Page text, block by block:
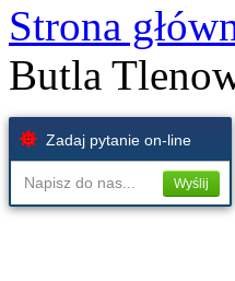
Strona
Butla
Zadaj pytanie on-line
Napisz do nas... Wyślij